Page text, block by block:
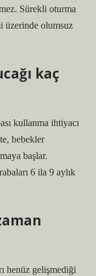
Sürekli oturma
üzerinde olumsuz
kaç
kullanma ihtiyacı
bebekler
başlar.
6 ila 9 aylık
henüz gelişmediği